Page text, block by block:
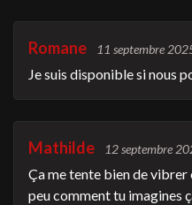
Romane 11 septembre
Je suis disponible si nous
Mathilde 12 septembre
Ça me tente bien de
peu comment tu imagines